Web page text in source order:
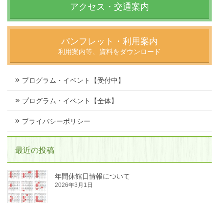
アクセス・交通案内
パンフレット・利用案内
利用案内等、資料をダウンロード
プログラム・イベント【受付中】
プログラム・イベント【全体】
プライバシーポリシー
最近の投稿
年間休館日情報について
2026年3月1日